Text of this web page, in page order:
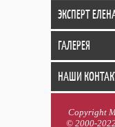
ЭКСПЕРТ
ГАЛЕРЕЯ
НАШИ
Copyright
© 2000-